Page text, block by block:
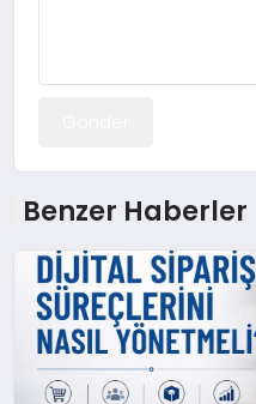
Benzer Haberler